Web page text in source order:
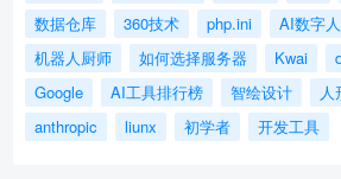
数据仓库
360技术 php.ini AI数字人
机器人厨师
如何选择服务器 Kwai
Google
AI工具排行榜 智绘设计 人
anthropic
liunx 初学者 开发工具